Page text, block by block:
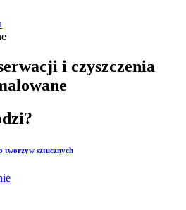
i czyszczenia
tworzyw sztucznych